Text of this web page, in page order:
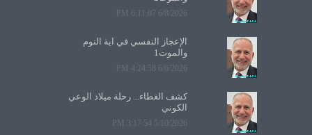
6/8/2026 6:11:07 PM
الإعجاز النفسي في آية النوم
والموت1
6/6/2026 4:24:58 PM
كشف الغطاء... رحلة ميلاد الوعي
الكوني
5/10/2026 3:17:54 PM